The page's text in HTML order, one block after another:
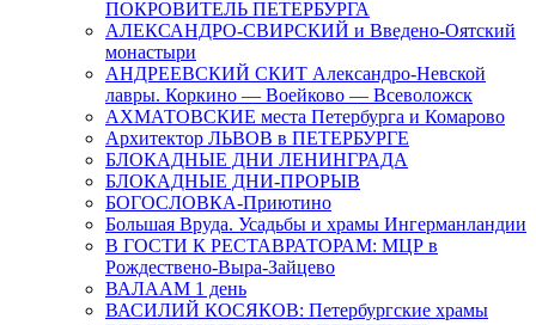
ПОКРОВИТЕЛЬ ПЕТЕРБУРГА
АЛЕКСАНДРО-СВИРСКИЙ и Введено-Оятский
монастыри
АНДРЕЕВСКИЙ СКИТ Александро-Невской
лавры. Коркино — Воейково — Всеволожск
АХМАТОВСКИЕ места Петербурга и Комарово
Архитектор ЛЬВОВ в ПЕТЕРБУРГЕ
БЛОКАДНЫЕ ДНИ ЛЕНИНГРАДА
БЛОКАДНЫЕ ДНИ-ПРОРЫВ
БОГОСЛОВКА-Приютино
Большая Вруда. Усадьбы и храмы Ингерманландии
В ГОСТИ К РЕСТАВРАТОРАМ: МЦР в
Рождествено-Выра-Зайцево
ВАЛААМ 1 день
ВАСИЛИЙ КОСЯКОВ: Петербургские храмы